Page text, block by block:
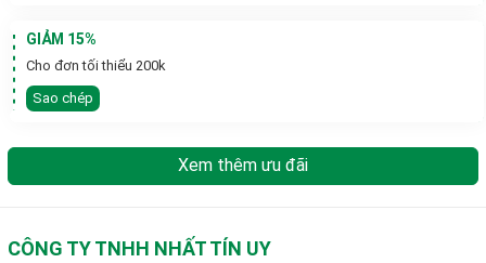
GIẢM 15%
Cho đơn tối thiểu 200k
Sao chép
Xem thêm ưu đãi
CÔNG TY TNHH NHẤT TÍN UY